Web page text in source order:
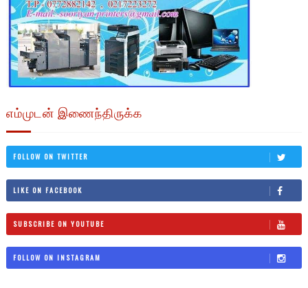
எம்முடன் இணைந்திருக்க
FOLLOW ON TWITTER
LIKE ON FACEBOOK
SUBSCRIBE ON YOUTUBE
FOLLOW ON INSTAGRAM